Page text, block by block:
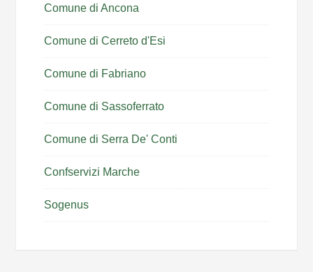
Comune di Ancona
Comune di Cerreto d'Esi
Comune di Fabriano
Comune di Sassoferrato
Comune di Serra De' Conti
Confservizi Marche
Sogenus